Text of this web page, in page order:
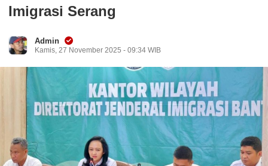
Imigrasi Serang
Admin
Kamis, 27 November 2025 - 09:34 WIB